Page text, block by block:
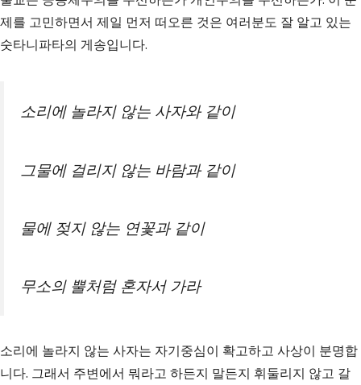
제를 고민하면서 제일 먼저 떠오른 것은 여러분도 잘 알고 있는
숫타니파타의 게송입니다.
소리에 놀라지 않는 사자와 같이
그물에 걸리지 않는 바람과 같이
물에 젖지 않는 연꽃과 같이
무소의 뿔처럼 혼자서 가라
소리에 놀라지 않는 사자는 자기중심이 확고하고 사상이 분명합
니다. 그래서 주변에서 뭐라고 하든지 말든지 휘둘리지 않고 갈